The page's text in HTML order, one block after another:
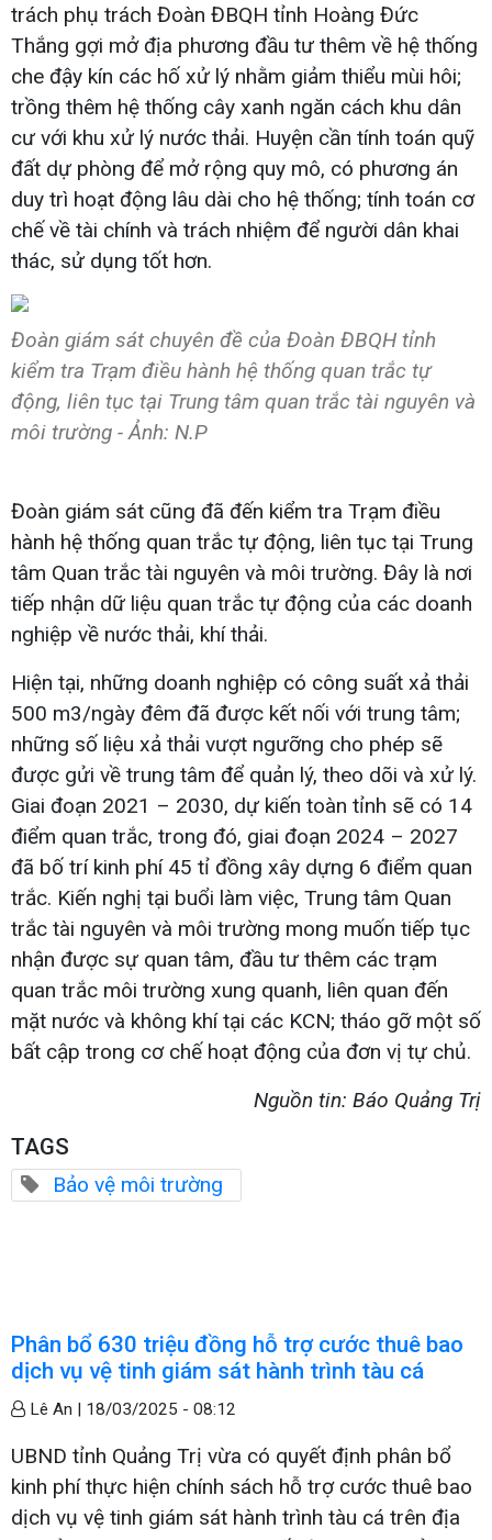
trách phụ trách Đoàn ĐBQH tỉnh Hoàng Đức
Thắng gợi mở địa phương đầu tư thêm về hệ thống
che đậy kín các hố xử lý nhằm giảm thiểu mùi hôi;
trồng thêm hệ thống cây xanh ngăn cách khu dân
cư với khu xử lý nước thải. Huyện cần tính toán quỹ
đất dự phòng để mở rộng quy mô, có phương án
duy trì hoạt động lâu dài cho hệ thống; tính toán cơ
chế về tài chính và trách nhiệm để người dân khai
thác, sử dụng tốt hơn.
Đoàn giám sát chuyên đề của Đoàn ĐBQH tỉnh
kiểm tra Trạm điều hành hệ thống quan trắc tự
động, liên tục tại Trung tâm quan trắc tài nguyên và
môi trường - Ảnh: N.P
Đoàn giám sát cũng đã đến kiểm tra Trạm điều
hành hệ thống quan trắc tự động, liên tục tại Trung
tâm Quan trắc tài nguyên và môi trường. Đây là nơi
tiếp nhận dữ liệu quan trắc tự động của các doanh
nghiệp về nước thải, khí thải.
Hiện tại, những doanh nghiệp có công suất xả thải
500 m3/ngày đêm đã được kết nối với trung tâm;
những số liệu xả thải vượt ngưỡng cho phép sẽ
được gửi về trung tâm để quản lý, theo dõi và xử lý.
Giai đoạn 2021 – 2030, dự kiến toàn tỉnh sẽ có 14
điểm quan trắc, trong đó, giai đoạn 2024 – 2027
đã bố trí kinh phí 45 tỉ đồng xây dựng 6 điểm quan
trắc. Kiến nghị tại buổi làm việc, Trung tâm Quan
trắc tài nguyên và môi trường mong muốn tiếp tục
nhận được sự quan tâm, đầu tư thêm các trạm
quan trắc môi trường xung quanh, liên quan đến
mặt nước và không khí tại các KCN; tháo gỡ một số
bất cập trong cơ chế hoạt động của đơn vị tự chủ.
Nguồn tin: Báo Quảng Trị
TAGS
Bảo vệ môi trường
Phân bổ 630 triệu đồng hỗ trợ cước thuê bao
dịch vụ vệ tinh giám sát hành trình tàu cá
Lê An | 18/03/2025 - 08:12
UBND tỉnh Quảng Trị vừa có quyết định phân bổ
kinh phí thực hiện chính sách hỗ trợ cước thuê bao
dịch vụ vệ tinh giám sát hành trình tàu cá trên địa